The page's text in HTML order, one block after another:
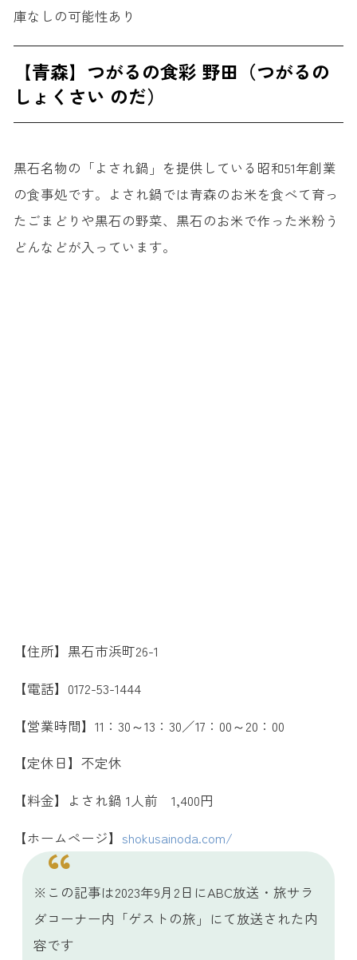
庫なしの可能性あり
【青森】つがるの食彩 野田（つがるの
しょくさい のだ）
黒石名物の「よされ鍋」を提供している昭和51年創業
の食事処です。よされ鍋では青森のお米を食べて育っ
たごまどりや黒石の野菜、黒石のお米で作った米粉う
どんなどが入っています。
【住所】黒石市浜町26-1
【電話】0172-53-1444
【営業時間】11：30～13：30／17：00～20：00
【定休日】不定休
【料金】よされ鍋 1人前 1,400円
【ホームページ】 shokusainoda.com/
※この記事は2023年9月2日にABC放送・旅サラ
ダコーナー内「ゲストの旅」にて放送された内
容です